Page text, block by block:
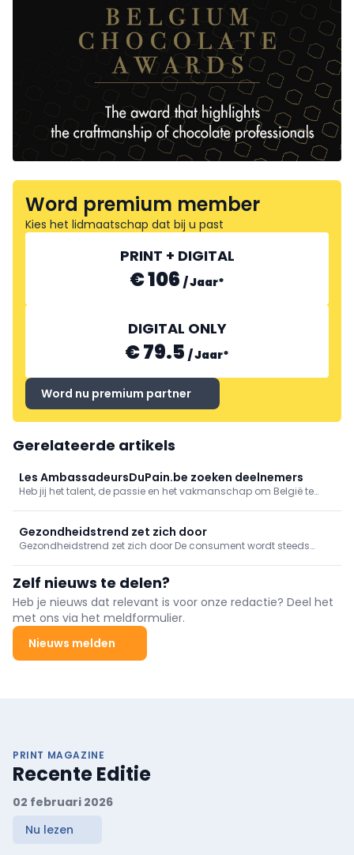
Word premium member
Kies het lidmaatschap dat bij u past
PRINT + DIGITAL
€ 106 /Jaar*
DIGITAL ONLY
€ 79.5 /Jaar*
Word nu premium partner
Gerelateerde artikels
Les AmbassadeursDuPain.be zoeken deelnemers
Heb jij het talent, de passie en het vakmanschap om België te
Belgische preselectie voor de Coupe du Monde de la Viennoiserie
2027. Schrijf u nu in.
Gezondheidstrend zet zich door
Gezondheidstrend zet zich door De consument wordt steeds
naar op zoek is. Ontdek hier alvast enkele fabrikanten die hierop in
spelen met een aantal nieuwigheden!
Zelf nieuws te delen?
Heb je nieuws dat relevant is voor onze redactie? Deel het
met ons via het meldformulier.
Nieuws melden
PRINT MAGAZINE
Recente Editie
02 februari 2026
Nu lezen